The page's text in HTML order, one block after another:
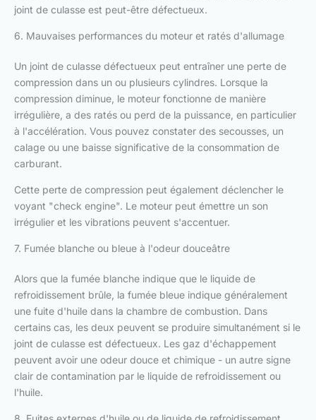
joint de culasse est peut-être défectueux.
6. Mauvaises performances du moteur et ratés d'allumage
Un joint de culasse défectueux peut entraîner une perte de
compression dans un ou plusieurs cylindres. Lorsque la
compression diminue, le moteur fonctionne de manière
irrégulière, a des ratés ou perd de la puissance, en particulier
à l'accélération. Vous pouvez constater des secousses, un
calage ou une baisse significative de la consommation de
carburant.
Cette perte de compression peut également déclencher le
voyant "check engine". Le moteur peut émettre un son
irrégulier et les vibrations peuvent s'accentuer.
7. Fumée blanche ou bleue à l'odeur douceâtre
Alors que la fumée blanche indique que le liquide de
refroidissement brûle, la fumée bleue indique généralement
une fuite d'huile dans la chambre de combustion. Dans
certains cas, les deux peuvent se produire simultanément si le
joint de culasse est défectueux. Les gaz d'échappement
peuvent avoir une odeur douce et chimique - un autre signe
clair de contamination par le liquide de refroidissement ou
l'huile.